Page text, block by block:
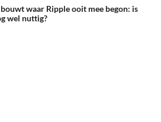
waar Ripple ooit mee begon: is
wel nuttig?